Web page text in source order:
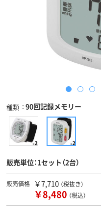
種類 90回記録メモリー
販売単位：1セット（2台）
販売価格 ￥7,710 （税抜き）
￥8,480 （税込）